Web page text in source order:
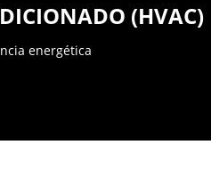
(HVAC)
energética